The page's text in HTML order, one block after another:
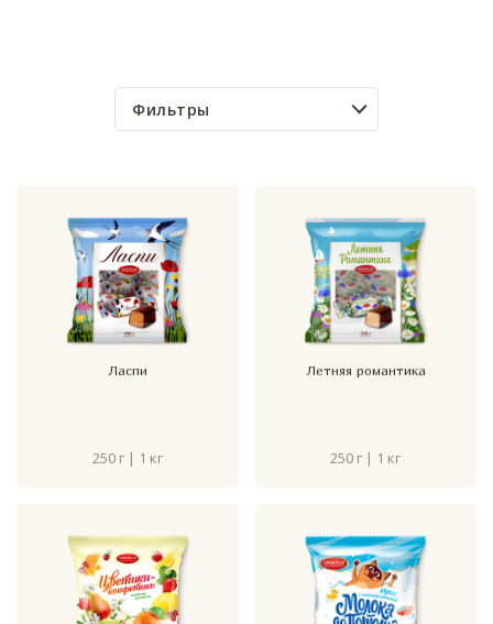
Фильтры
Ласпи
250 г | 1 кг
Летняя романтика
250 г | 1 кг